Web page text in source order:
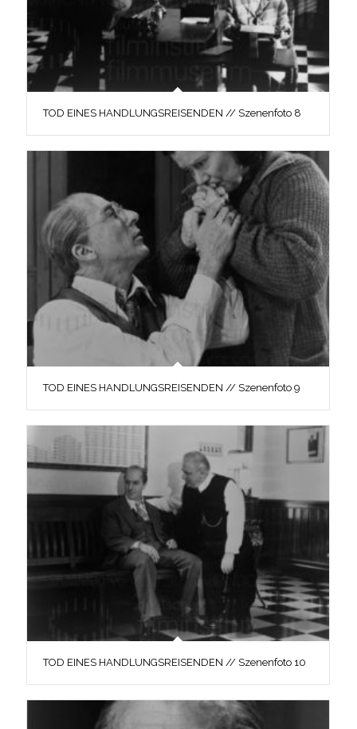
TOD EINES HANDLUNGSREISENDEN // Szenenfoto 8
TOD EINES HANDLUNGSREISENDEN // Szenenfoto 9
TOD EINES HANDLUNGSREISENDEN // Szenenfoto 10